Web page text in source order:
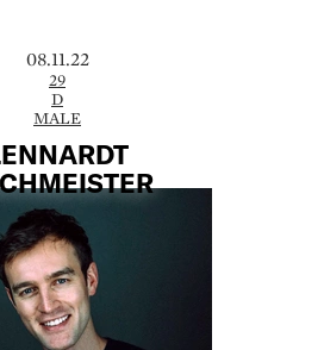
08.11.22
29
D
MALE